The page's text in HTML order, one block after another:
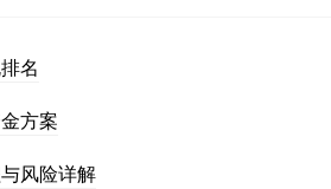
名
方案
风险详解